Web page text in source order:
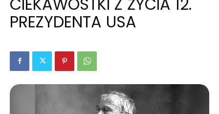
polsku
PREZYDENTA USA